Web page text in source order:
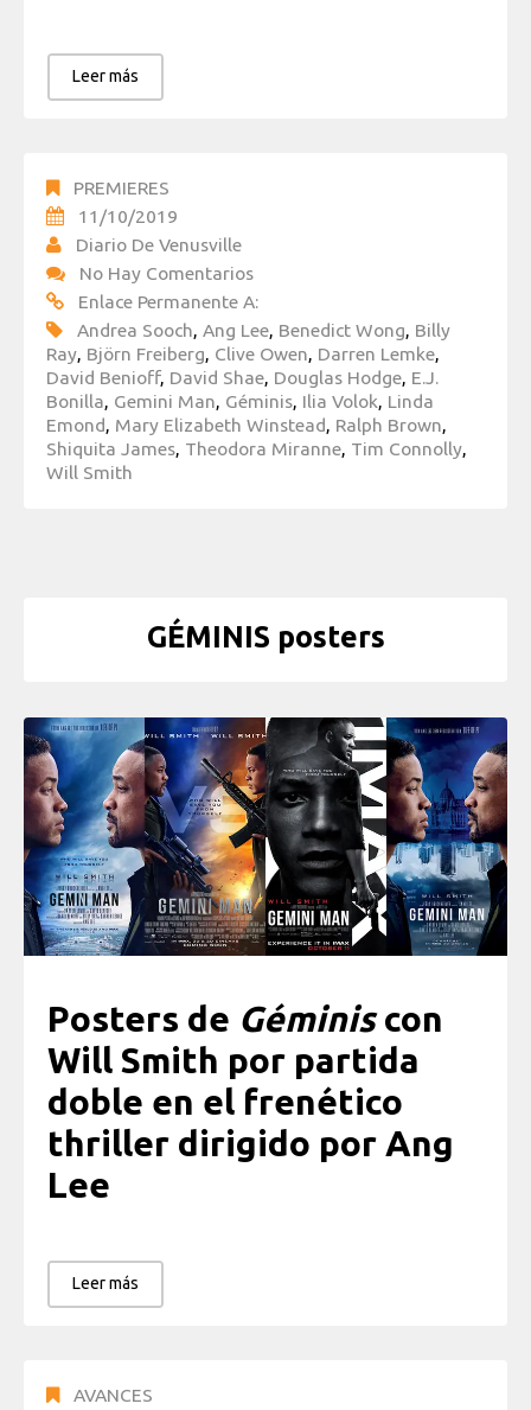
Leer más
PREMIERES
11/10/2019
Diario De Venusville
No Hay Comentarios
Enlace Permanente A:
Andrea Sooch Ang Lee Benedict Wong Billy
Ray Björn Freiberg Clive Owen Darren Lemke
David Benioff, David Shae Douglas Hodge E.J.
Bonilla Gemini Man Géminis Ilia Volok Linda
Emond Mary Elizabeth Winstead Ralph Brown
Shiquita James Theodora Miranne Tim Connolly
Will Smith
GÉMINIS posters
Posters de Géminiscon
Will Smith por partida
doble en el frenético
thriller dirigido por Ang
Lee
Leer más
AVANCES